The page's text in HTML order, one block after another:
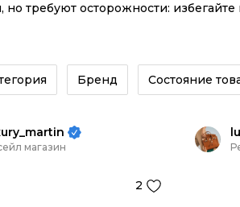
требуют осторожности:
не рекомендуется — хлор и
Бренд Состояние
магазин
2